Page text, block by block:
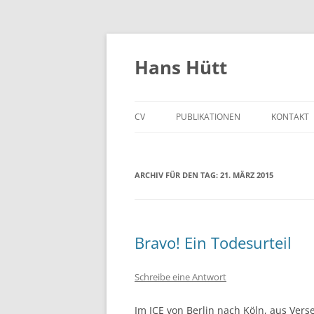
Hans Hütt
CV PUBLIKATIONEN KONTAKT
ARCHIV FÜR DEN TAG: 21. MÄRZ 2015
Bravo! Ein Todesurteil
Schreibe eine Antwort
Im ICE von Berlin nach Köln, aus